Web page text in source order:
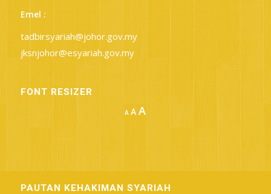
Emel :
tadbirsyariah@johor.gov.my
jksnjohor@esyariah.gov.my
FONT RESIZER
A Decrease
AReset
font
size.
AIncrease
size.
PAUTAN KEHAKIMAN SYARIAH